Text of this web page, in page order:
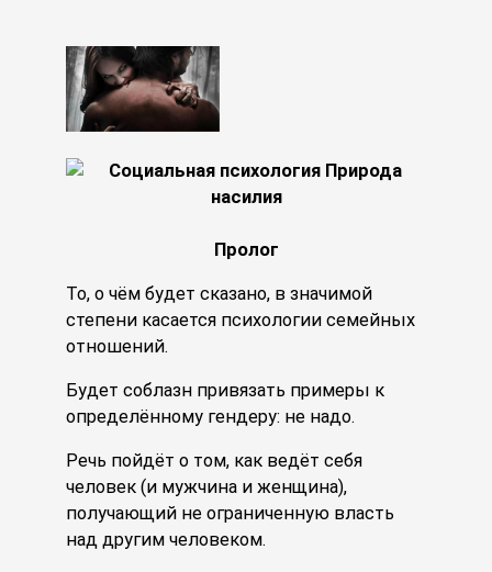
Пролог
То, о чём будет сказано, в значимой
степени касается психологии семейных
отношений.
Будет соблазн привязать примеры к
определённому гендеру: не надо.
Речь пойдёт о том, как ведёт себя
человек (и мужчина и женщина),
получающий не ограниченную власть
над другим человеком.